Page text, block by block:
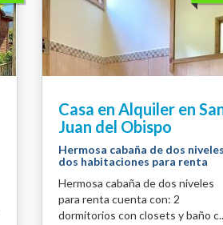
Casa en Alquiler en
Juan del Obispo
Hermosa cabaña de dos
dos habitaciones para renta
Hermosa cabaña de dos niveles
para renta cuenta con: 2
dormitorios con closets y baño